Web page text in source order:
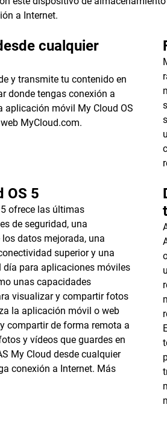
a Internet.
cualquier
y transmite tu contenido en
donde tengas conexión a
aplicación móvil My Cloud OS
MyCloud.com.
OS 5
ofrece las últimas
de seguridad, una
datos mejorada, una
superior y una
día para aplicaciones móviles
unas capacidades
visualizar y compartir fotos
la aplicación móvil o web
compartir de forma remota a
y vídeos que guardes en
My Cloud desde cualquier
conexión a Internet. Más